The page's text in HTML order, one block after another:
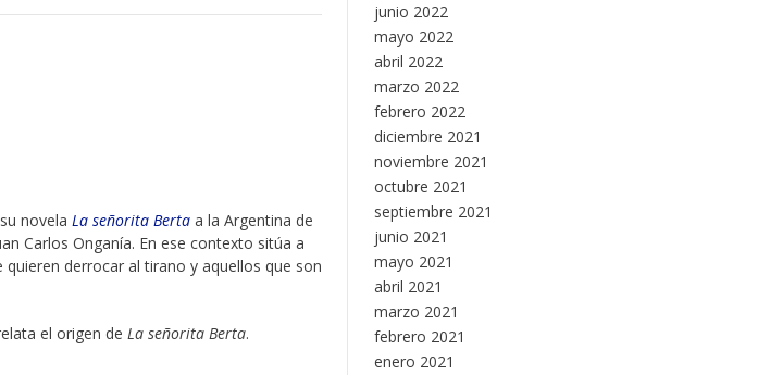
novela La señorita Berta a la Argentina de
Carlos Onganía. En ese contexto sitúa a
derrocar al tirano y aquellos que son
el origen de La señorita Berta.
junio 2022
mayo 2022
abril 2022
marzo 2022
febrero 2022
diciembre 2021
noviembre 2021
octubre 2021
septiembre 2021
junio 2021
mayo 2021
abril 2021
marzo 2021
febrero 2021
enero 2021